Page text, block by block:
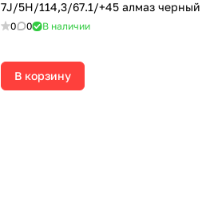
7J/5H/114,3/67.1/+45 алмаз черный
0 0 В наличии
В корзину